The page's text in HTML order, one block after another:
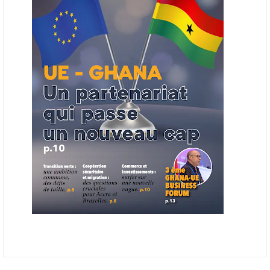
finale de développement et devrait aboutir, d’ici fin 2026 ou début
2027, à un bulletin africain des appels d’offres dans le secteur de
l’énergie.
06/06/26 AFRICA FINANCE CORPORATION
Cette semaine, Africa Finance Corporation (AFC) a annoncé avoir
bouclé un prêt syndiqué de 2 milliards de dollars, la plus importante
levée de son histoire. Initialement calibrée à 1,6 milliard, l'opération a
été relevée de 400 millions face à l'afflux des souscriptions de
banques internationales. Plus du tiers des fonds proviennent
d'institutions financières asiatiques, à parts égales avec l'Europe.
L'Asie-Pacifique et l'Europe pèsent chacune 35 % du tour de table,
devant le Moyen-Orient (25 %) et l'Afrique (5 %), selon le communiqué
de l'institution panafricaine, qui compte 48 pays membres.
ECHANGES AFRIQUE - UE